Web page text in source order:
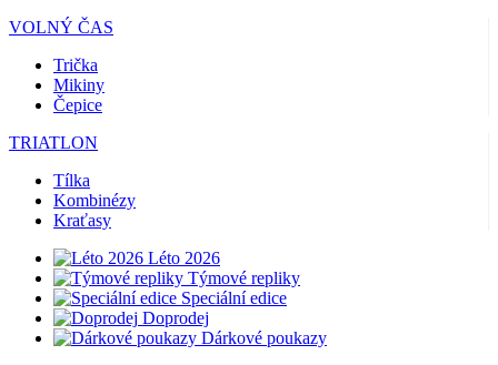
VOLNÝ ČAS
Trička
Mikiny
Čepice
TRIATLON
Tílka
Kombinézy
Kraťasy
Léto 2026
Týmové repliky
Speciální edice
Doprodej
Dárkové poukazy